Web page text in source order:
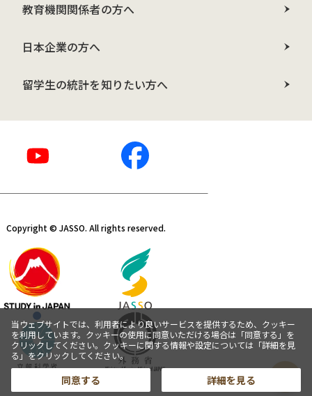
教育機関関係者の方へ
日本企業の方へ
留学生の統計を知りたい方へ
Copyright © JASSO. All rights reserved.
当ウェブサイトでは、利用者により良いサービスを提供するため、クッキー
を利用しています。クッキーの使用に同意いただける場合は「同意する」を
クリックしてください。クッキーに関する情報や設定については「詳細を見
る」をクリックしてください。
同意する 詳細を見る